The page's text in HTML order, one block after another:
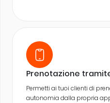
Prenotazione
Permetti ai tuoi clienti di
autonomia dalla propria